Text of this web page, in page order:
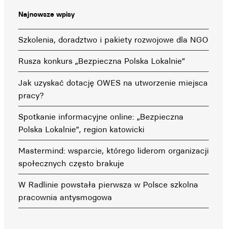
Najnowsze wpisy
Szkolenia, doradztwo i pakiety rozwojowe dla NGO
Rusza konkurs „Bezpieczna Polska Lokalnie”
Jak uzyskać dotację OWES na utworzenie miejsca
pracy?
Spotkanie informacyjne online: „Bezpieczna
Polska Lokalnie”, region katowicki
Mastermind: wsparcie, którego liderom organizacji
społecznych często brakuje
W Radlinie powstała pierwsza w Polsce szkolna
pracownia antysmogowa